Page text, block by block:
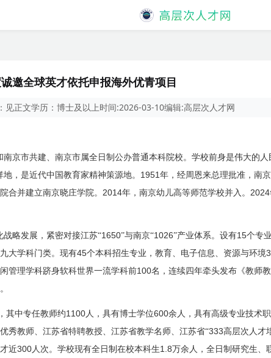
邀全球英才依托申报海外优青项目
见正文学历： 博士及以上时间:2026-03-10编辑:高层次人才网
京市共建、南京市属全日制公办普通本科院校。学校前身是伟大的人
，是近代中国教育家精神策源地。 1951 年，经周恩来总理批准，南
合并建立南京晓庄学院。 2014年，南京幼儿高等师范学校并入。 2024
略发展，紧密对接江苏“1650”与南京“1026”产业体系。设有15个专
大学科门类。现有45个本科招生专业，教育、电子信息、资源与环境3
闲管理学科跻身软科世界一流学科前100名，连续四年牵头发布《教师
其中专任教师约1100 人，具有博士学位600余人，具有高级专业技术
秀教师、江苏省特聘教授、江苏省教学名师、江苏省“333高层次人才
近300 人次。学校现有全日制在校本科生1.8万余人，全日制研究生、